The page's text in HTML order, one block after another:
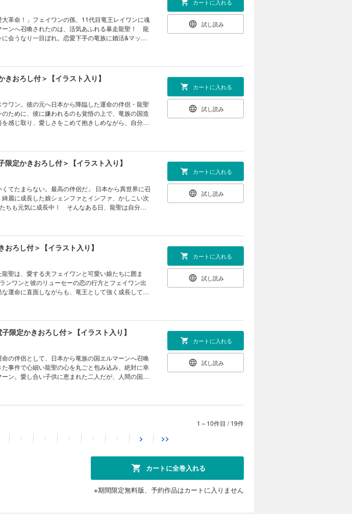
革命！」フェイワンの孫、11代目竜王レイワンに魂
ンへ召喚されたのは、活気あふれる暴走龍聖！ 龍
会うなり一目ぼれ。恋愛下手の竜族に婚活&マッチ
カートに入れる
試し読み
おろし付＞【イラスト入り】
ワン。彼の元へ日本から降臨した運命の伴侶・龍聖
ために、彼に嫌われるのも覚悟の上で、竜族の国造
感じ取り、愛しさをこめて抱きしめながら、自分の
カートに入れる
試し読み
定かきおろし付＞【イラスト入り】
てたまらない。最高の伴侶だ」 日本から異世界に召
麗に成長した娘シェンファとインファ、かしこい次
ちも元気に成長中！ そんなある日、龍聖は自分の
カートに入れる
試し読み
ろし付＞【イラスト入り】
聖は、愛する夫フェイワンと可愛い娘たちに囲ま
ンワンと彼のリューセーの恋の行方とフェイワン出
運命に直面しながらも、竜王として強く成長してい
カートに入れる
試し読み
限定かきおろし付＞【イラスト入り】
の伴侶として、日本から竜族の国エルマーンへ召喚
事件で心細い龍聖の心を丸ごと包み込み、絶対に幸
ン。愛し合い子供に恵まれた二人だが、人間の国へ
カートに入れる
試し読み
、お仕えする日を心待ちにしていた。そんな龍聖が
感情を理解できずに悩んだり、書物で「愛」につい
カートに入れる
1～10件目 /19件
・ ・ ・ ・ ・ > >>
カートに全巻入れる
※期間限定無料版、予約作品はカートに入りません